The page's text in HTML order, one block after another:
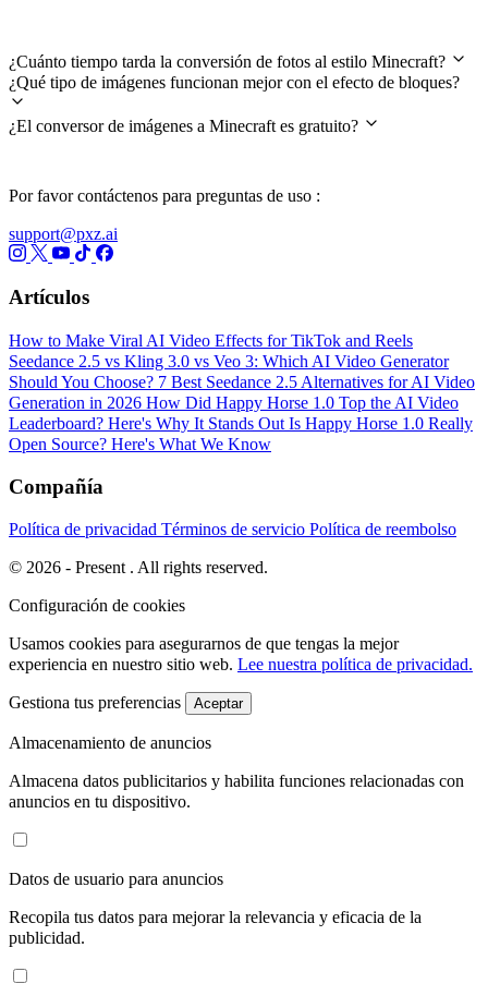
¿Cuánto tiempo tarda la conversión de fotos al estilo Minecraft?
¿Qué tipo de imágenes funcionan mejor con el efecto de bloques?
¿El conversor de imágenes a Minecraft es gratuito?
Por favor contáctenos para preguntas de uso :
support@pxz.ai
Artículos
How to Make Viral AI Video Effects for TikTok and Reels
Seedance 2.5 vs Kling 3.0 vs Veo 3: Which AI Video Generator
Should You Choose? 7 Best Seedance 2.5 Alternatives for AI Video
Generation in 2026 How Did Happy Horse 1.0 Top the AI Video
Leaderboard? Here's Why It Stands Out Is Happy Horse 1.0 Really
Open Source? Here's What We Know
Compañía
Política de privacidad Términos de servicio Política de reembolso
© 2026 - Present . All rights reserved.
Configuración de cookies
Usamos cookies para asegurarnos de que tengas la mejor
experiencia en nuestro sitio web. Lee nuestra política de privacidad.
Gestiona tus preferencias Aceptar
Almacenamiento de anuncios
Almacena datos publicitarios y habilita funciones relacionadas con
anuncios en tu dispositivo.
Datos de usuario para anuncios
Recopila tus datos para mejorar la relevancia y eficacia de la
publicidad.